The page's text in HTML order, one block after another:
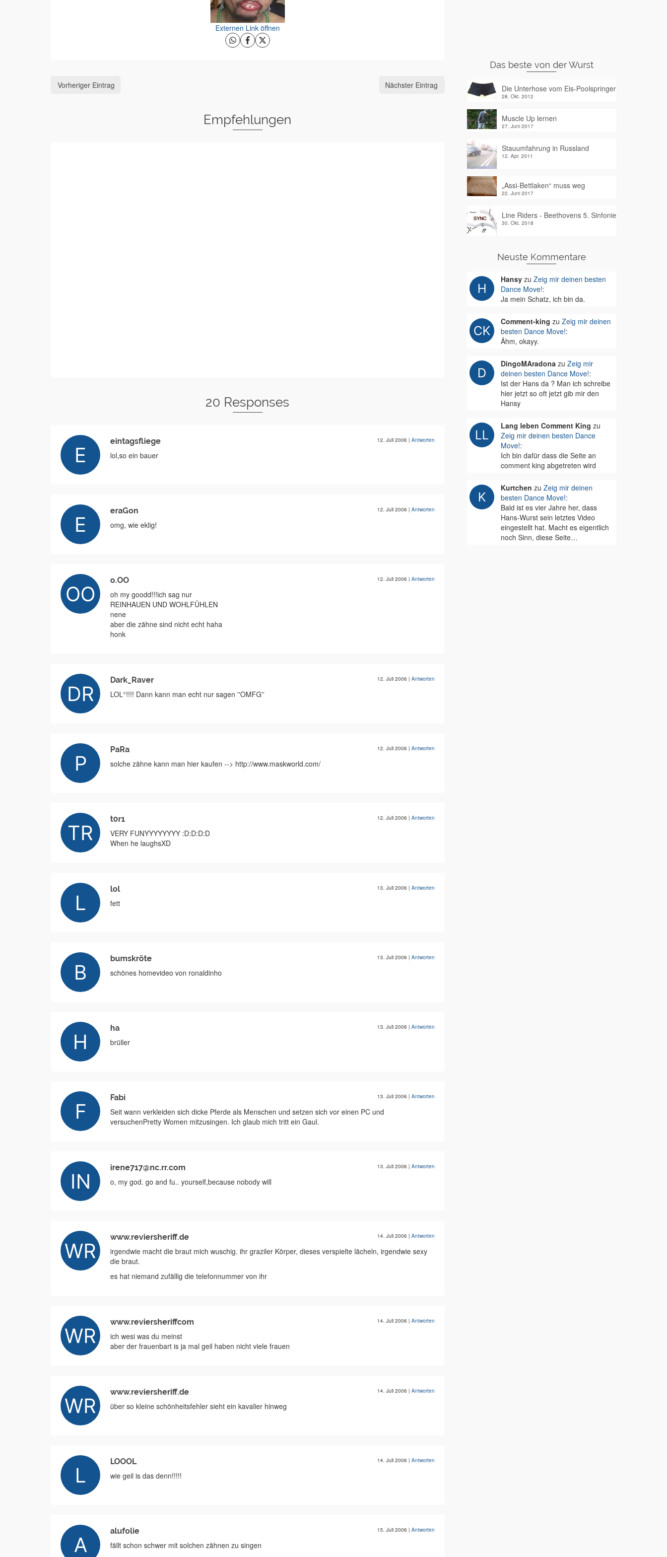
Externen Link öffnen
Vorheriger Eintrag Nächster Eintrag
Empfehlungen
20 Responses
eintagsfliege 12. Juli 2006 | Antworten
lol,so ein bauer
eraGon 12. Juli 2006 | Antworten
omg, wie eklig!
o.OO 12. Juli 2006 | Antworten
oh my goodd!!!ich sag nur
REINHAUEN UND WOHLFÜHLEN
nene
aber die zähne sind nicht echt haha
honk
Dark_Raver 12. Juli 2006 | Antworten
LOL°!!!! Dann kann man echt nur sagen ''OMFG''
PaRa 12. Juli 2006 | Antworten
solche zähne kann man hier kaufen --> http://www.maskworld.com/
t0r1 12. Juli 2006 | Antworten
VERY FUNYYYYYYYY :D:D:D:D
When he laughsXD
lol 13. Juli 2006 | Antworten
fett
bumskröte 13. Juli 2006 | Antworten
schönes homevideo von ronaldinho
ha 13. Juli 2006 | Antworten
brüller
Fabi 13. Juli 2006 | Antworten
Seit wann verkleiden sich dicke Pferde als Menschen und setzen sich vor einen PC und
versuchenPretty Women mitzusingen. Ich glaub mich tritt ein Gaul.
irene717@nc.rr.com 13. Juli 2006 | Antworten
o, my god. go and fu.. yourself,because nobody will
www.reviersheriff.de 14. Juli 2006 | Antworten
irgendwie macht die braut mich wuschig. ihr graziler Körper, dieses verspielte lächeln, irgendwie sexy
die braut.
es hat niemand zufällig die telefonnummer von ihr
www.reviersheriffcom 14. Juli 2006 | Antworten
ich wesi was du meinst
aber der frauenbart is ja mal geil haben nicht viele frauen
www.reviersheriff.de 14. Juli 2006 | Antworten
über so kleine schönheitsfehler sieht ein kavalier hinweg
LOOOL 14. Juli 2006 | Antworten
wie geil is das denn!!!!!
alufolie 15. Juli 2006 | Antworten
fällt schon schwer mit solchen zähnen zu singen
Das beste von der Wurst
Die Unterhose vom Eis-Poolspringer
28. Okt. 2012
Muscle Up lernen
27. Juni 2017
Stauumfahrung in Russland
12. Apr. 2011
„Assi-Bettlaken“ muss weg
22. Juni 2017
Line Riders - Beethovens 5. Sinfonie
30. Okt. 2018
Neuste Kommentare
Hansyzu Zeig mir deinen besten
Dance Move!:
Ja mein Schatz, ich bin da.
Comment-king zu Zeig mir deinen
besten Dance Move!:
Ähm, okayy.
DingoMAradonazu Zeig mir
deinen besten Dance Move!:
Ist der Hans da ? Man ich schreibe
hier jetzt so oft jetzt gib mir den
Hansy
Lang leben Comment King zu
Zeig mir deinen besten Dance
Move!:
Ich bin dafür dass die Seite an
comment king abgetreten wird
Kurtchen zu Zeig mir deinen
besten Dance Move!:
Bald ist es vier Jahre her, dass
Hans-Wurst sein letztes Video
eingestellt hat. Macht es eigentlich
noch Sinn, diese Seite…